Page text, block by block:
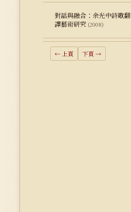
對話與融合：余光中詩歌翻
譯藝術研究 (2008)
← 上頁 下頁 →